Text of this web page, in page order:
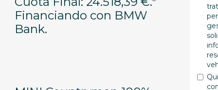
Financiando con BMW
Bank.